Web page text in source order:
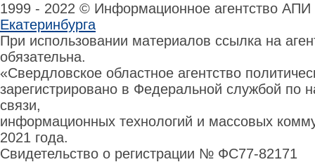
1999 - 2022 © Информационное агентство
Екатеринбурга
При использовании материалов ссылка на
обязательна.
«Свердловское областное агентство
зарегистрировано в Федеральной службой по
связи,
информационных технологий и массовых
2021 года.
Свидетельство о регистрации № ФС77-82171